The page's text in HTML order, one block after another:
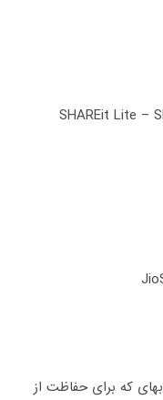
SHAREit Lite –
که برای حفاظت از